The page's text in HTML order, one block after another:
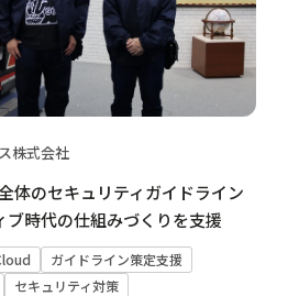
株式会社
体のセキュリティガイドライン
時代の仕組みづくりを支援
ガイドライン策定支援
セキュリティ対策